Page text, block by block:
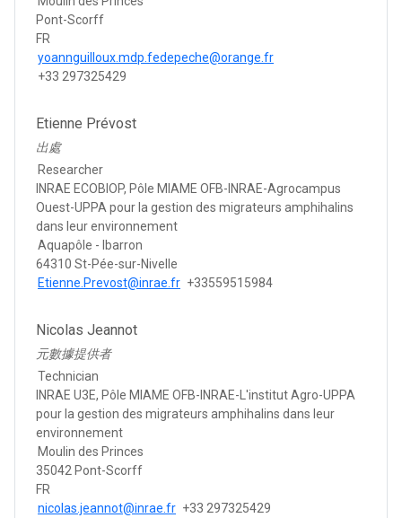
Pont-Scorff
FR
yoannguilloux.mdp.fedepeche@orange.fr
+33 297325429
Etienne Prévost
出處
Researcher
INRAE ECOBIOP, Pôle MIAME OFB-INRAE-Agrocampus
Ouest-UPPA pour la gestion des migrateurs amphihalins
dans leur environnement
Aquapôle - Ibarron
64310 St-Pée-sur-Nivelle
Etienne.Prevost@inrae.fr +33559515984
Nicolas Jeannot
元數據提供者
Technician
INRAE U3E, Pôle MIAME OFB-INRAE-L'institut Agro-UPPA
pour la gestion des migrateurs amphihalins dans leur
environnement
Moulin des Princes
35042 Pont-Scorff
FR
nicolas.jeannot@inrae.fr +33 297325429